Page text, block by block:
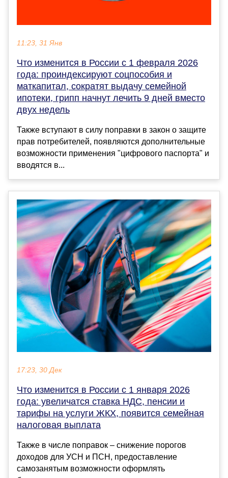
11:23, 31 Янв
Что изменится в России с 1 февраля 2026
года: проиндексируют соцпособия и
маткапитал, сократят выдачу семейной
ипотеки, грипп начнут лечить 9 дней вместо
двух недель
Также вступают в силу поправки в закон о защите
прав потребителей, появляются дополнительные
возможности применения "цифрового паспорта" и
вводятся в...
17:23, 30 Дек
Что изменится в России с 1 января 2026
года: увеличатся ставка НДС, пенсии и
тарифы на услуги ЖКХ, появится семейная
налоговая выплата
Также в числе поправок – снижение порогов
доходов для УСН и ПСН, предоставление
самозанятым возможности оформлять